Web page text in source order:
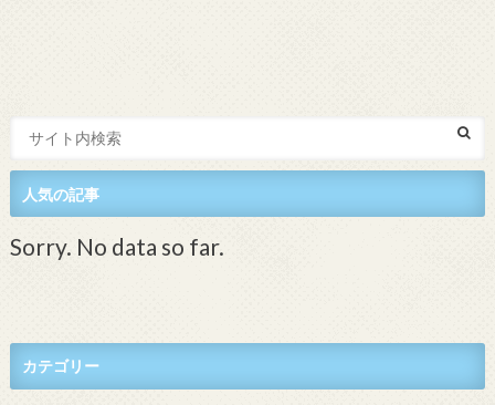
人気の記事
Sorry. No data so far.
カテゴリー